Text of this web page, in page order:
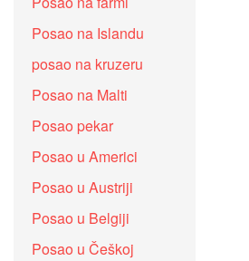
Posao na Islandu
posao na kruzeru
Posao na Malti
Posao pekar
Posao u Americi
Posao u Austriji
Posao u Belgiji
Posao u Češkoj